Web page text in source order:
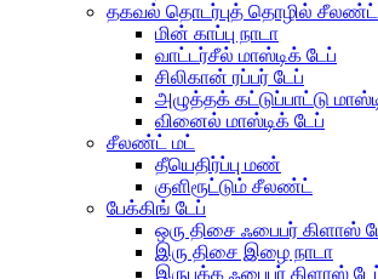
தகவல் தொடர்புத் தொழில்
மின் காப்பு நாடா
வாட்டர்சீல் மாஸ்டிக் டேப்
சிலிகான் ரப்பர் டேப்
அழுத்தக் கட்டுப்பாட்டு
வினைல் மாஸ்டிக் டேப்
சீலண்ட் மட்
தீயெதிர்ப்பு மண்
குளிரூட்டும் சீலண்ட்
பேக்கிங் டேப்
ஒரு திசை ஃபைபர் கிளாஸ்
இரு திசை இழை நாடா
இருபக்க ஃபைபர் கிளாஸ்